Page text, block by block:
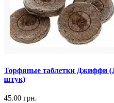
Торфяные таблетки Джиффи
штук)
45.00 грн.